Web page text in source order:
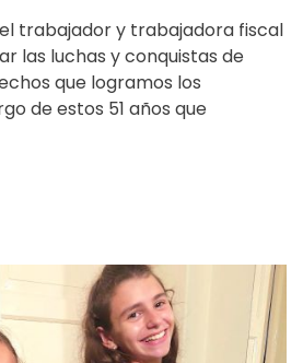
trabajador y trabajadora fiscal
las luchas y conquistas de
que logramos los
de estos 51 años que